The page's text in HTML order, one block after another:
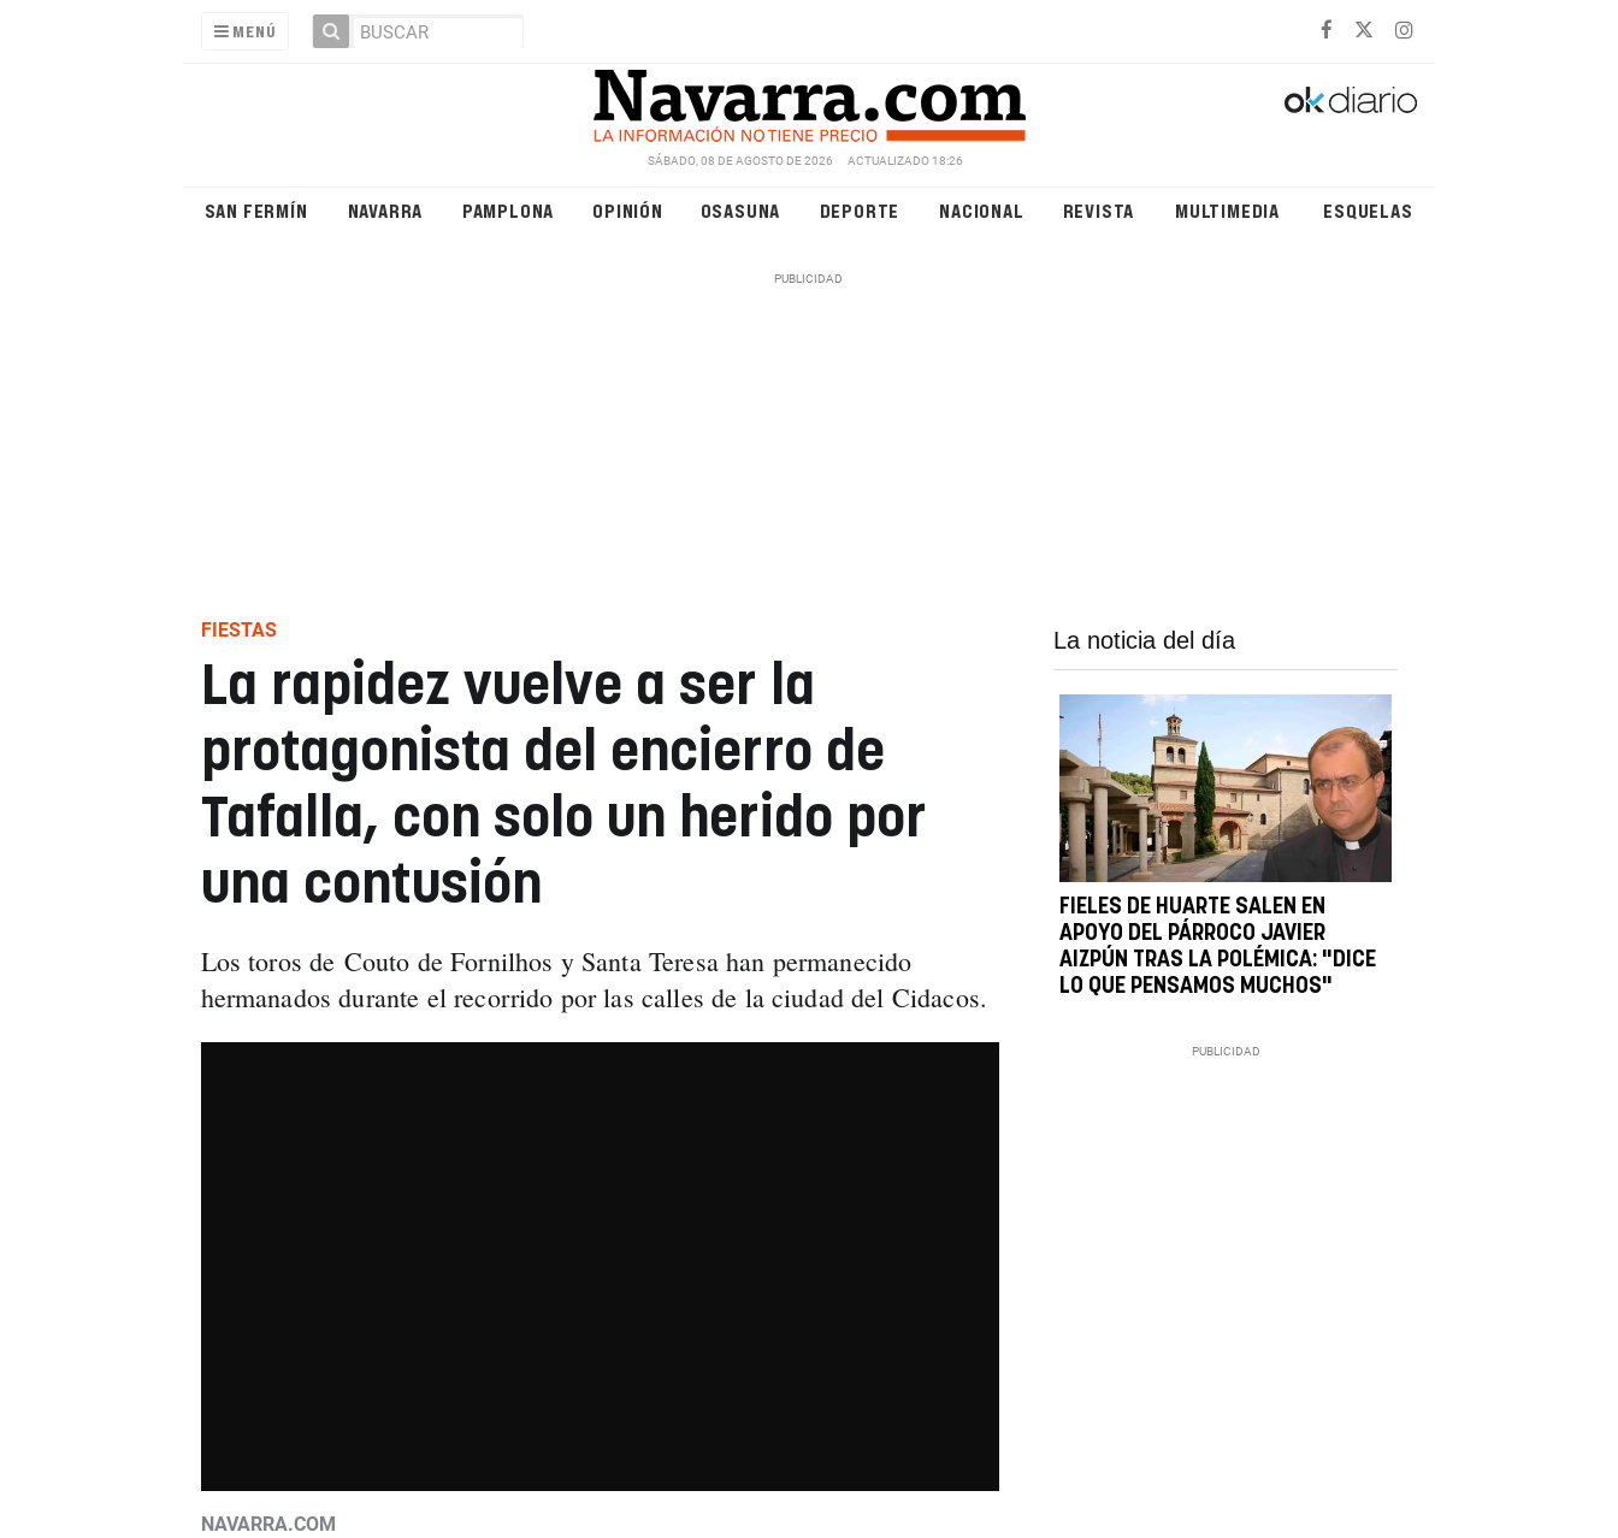
MENÚ
SÁBADO, 08 DE AGOSTO DE 2026 ACTUALIZADO 18:26
SAN FERMÍN NAVARRA PAMPLONA OPINIÓN OSASUNA DEPORTE NACIONAL REVISTA MULTIMEDIA ESQUELAS
FIESTAS
La rapidez vuelve a ser la
protagonista del encierro de
Tafalla, con solo un herido por
una contusión
Los toros de Couto de Fornilhos y Santa Teresa han permanecido
hermanados durante el recorrido por las calles de la ciudad del Cidacos.
NAVARRA.COM
La noticia del día
FIELES DE HUARTE SALEN EN
APOYO DEL PÁRROCO JAVIER
AIZPÚN TRAS LA POLÉMICA: "DICE
LO QUE PENSAMOS MUCHOS"